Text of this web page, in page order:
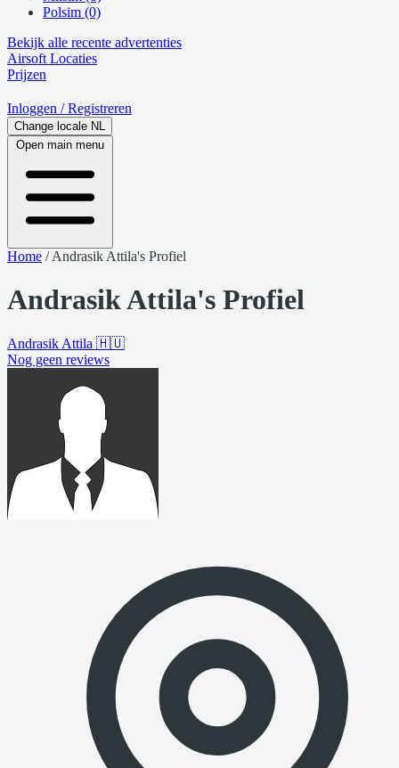
Polsim (0)
Bekijk alle recente advertenties
Airsoft Locaties
Prijzen
Inloggen / Registreren
Change locale NL
Open main menu
Home /Andrasik Attila's Profiel
Andrasik Attila's Profiel
Andrasik Attila 🇭🇺
Nog geen reviews